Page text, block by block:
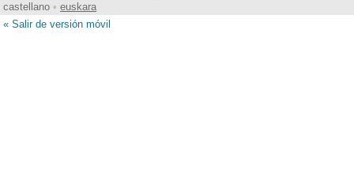
castellano • euskara
« Salir de versión móvil